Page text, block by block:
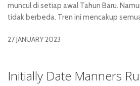
muncul di setiap awal Tahun Baru.
tidak berbeda. Tren ini mencakup
27 JANUARY 2023
Initially Date Manners